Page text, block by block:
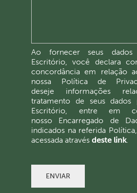
Ao fornecer seus dados
Escritório, você declara
concordância em relação
nossa Política de
deseje informações
tratamento de seus dados
Escritório, entre em
nosso Encarregado de
indicados na referida
acessada através deste link.
ENVIAR